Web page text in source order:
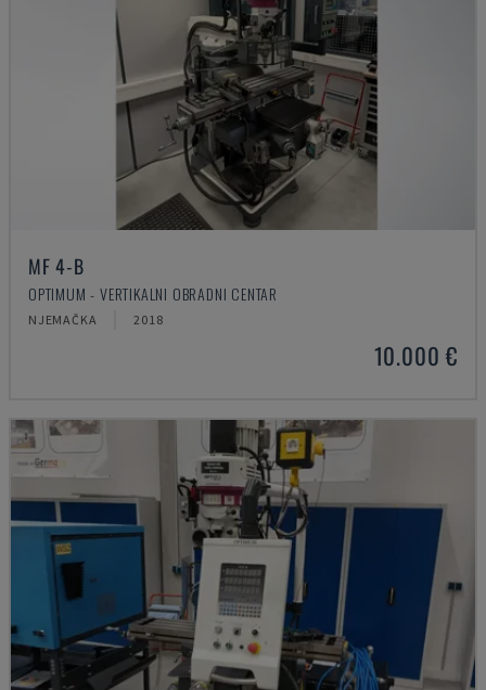
MF 4-B
OPTIMUM - VERTIKALNI OBRADNI CENTAR
NJEMAČKA 2018
10.000 €